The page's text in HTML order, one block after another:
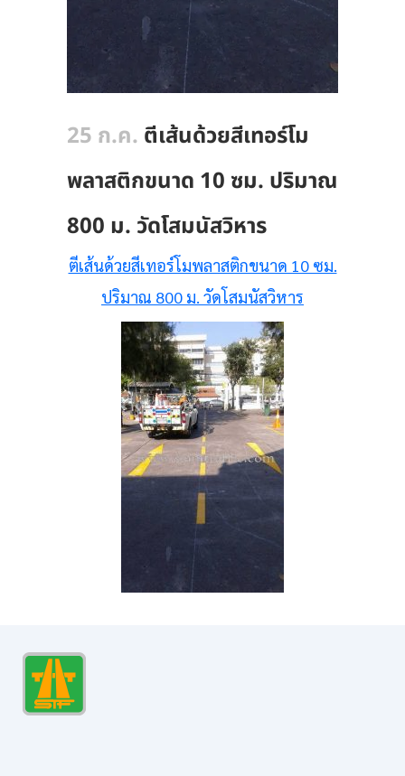
25 ก.ค. ตีเส้นด้วยสีเทอร์โม
พลาสติกขนาด 10 ซม. ปริมาณ
800 ม. วัดโสมนัสวิหาร
ตีเส้นด้วยสีเทอร์โมพลาสติกขนาด 10 ซม.
ปริมาณ 800 ม. วัดโสมนัสวิหาร